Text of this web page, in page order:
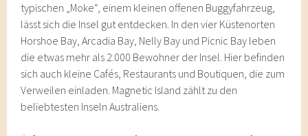
typischen „Moke“, einem kleinen offenen Buggyfahrzeug,
lässt sich die Insel gut entdecken. In den vier Küstenorten
Horshoe Bay, Arcadia Bay, Nelly Bay und Picnic Bay leben
die etwas mehr als 2.000 Bewohner der Insel. Hier befinden
sich auch kleine Cafés, Restaurants und Boutiquen, die zum
Verweilen einladen. Magnetic Island zählt zu den
beliebtesten Inseln Australiens.